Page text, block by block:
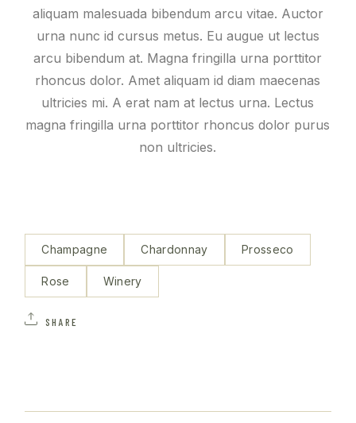
aliquam malesuada bibendum arcu vitae. Auctor
urna nunc id cursus metus. Eu augue ut lectus
arcu bibendum at. Magna fringilla urna porttitor
rhoncus dolor. Amet aliquam id diam maecenas
ultricies mi. A erat nam at lectus urna. Lectus
magna fringilla urna porttitor rhoncus dolor purus
non ultricies.
Champagne Chardonnay Prosseco
Rose Winery
SHARE